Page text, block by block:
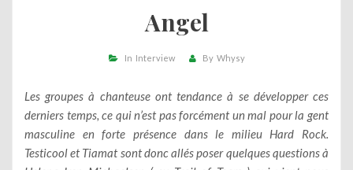
Angel
In Interview By Whysy
Les groupes à chanteuse ont tendance à se développer ces
derniers temps, ce qui n’est pas forcément un mal pour la gent
masculine en forte présence dans le milieu Hard Rock.
Testicool et Tiamat sont donc allés poser quelques questions à